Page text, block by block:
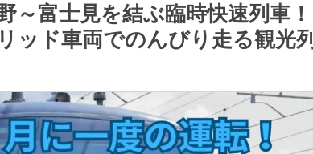
～富士見を結ぶ臨時快速列車！
ッド車両でのんびり走る観光列